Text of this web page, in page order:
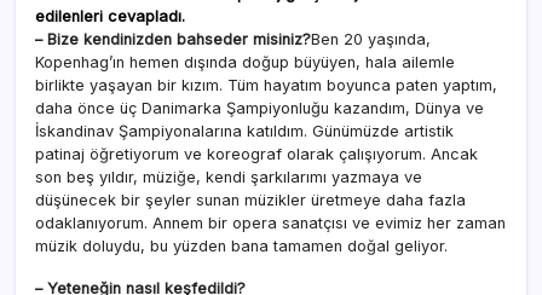
edilenleri cevapladı.
– Bize kendinizden bahseder misiniz?Ben 20 yaşında,
Kopenhag’ın hemen dışında doğup büyüyen, hala ailemle
birlikte yaşayan bir kızım. Tüm hayatım boyunca paten yaptım,
daha önce üç Danimarka Şampiyonluğu kazandım, Dünya ve
İskandinav Şampiyonalarına katıldım. Günümüzde artistik
patinaj öğretiyorum ve koreograf olarak çalışıyorum. Ancak
son beş yıldır, müziğe, kendi şarkılarımı yazmaya ve
düşünecek bir şeyler sunan müzikler üretmeye daha fazla
odaklanıyorum. Annem bir opera sanatçısı ve evimiz her zaman
müzik doluydu, bu yüzden bana tamamen doğal geliyor.
– Yeteneğin nasıl keşfedildi?